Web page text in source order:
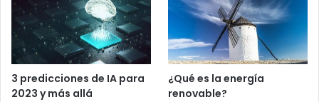
3 predicciones de IA para
2023 y más allá
¿Qué es la energía
renovable?